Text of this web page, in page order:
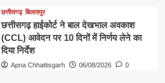
छत्तीसगढ़ बिलासपुर
छत्तीसगढ़ हाईकोर्ट ने बाल देखभाल अवकाश
(CCL) आवेदन पर 10 दिनों में निर्णय लेने का
दिया निर्देश
Apna Chhattisgarh 06/08/2026 0